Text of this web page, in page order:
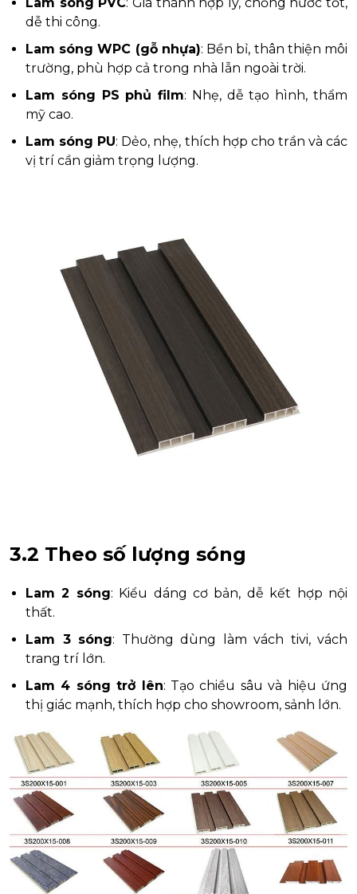
dễ thi công.
Lam sóng WPC (gỗ nhựa): Bền bỉ, thân thiện môi
trường, phù hợp cả trong nhà lẫn ngoài trời.
Lam sóng PS phủ film: Nhẹ, dễ tạo hình, thẩm
mỹ cao.
Lam sóng PU: Dẻo, nhẹ, thích hợp cho trần và các
vị trí cần giảm trọng lượng.
3.2 Theo số lượng sóng
Lam 2 sóng: Kiểu dáng cơ bản, dễ kết hợp nội
thất.
Lam 3 sóng: Thường dùng làm vách tivi, vách
trang trí lớn.
Lam 4 sóng trở lên: Tạo chiều sâu và hiệu ứng
thị giác mạnh, thích hợp cho showroom, sảnh lớn.